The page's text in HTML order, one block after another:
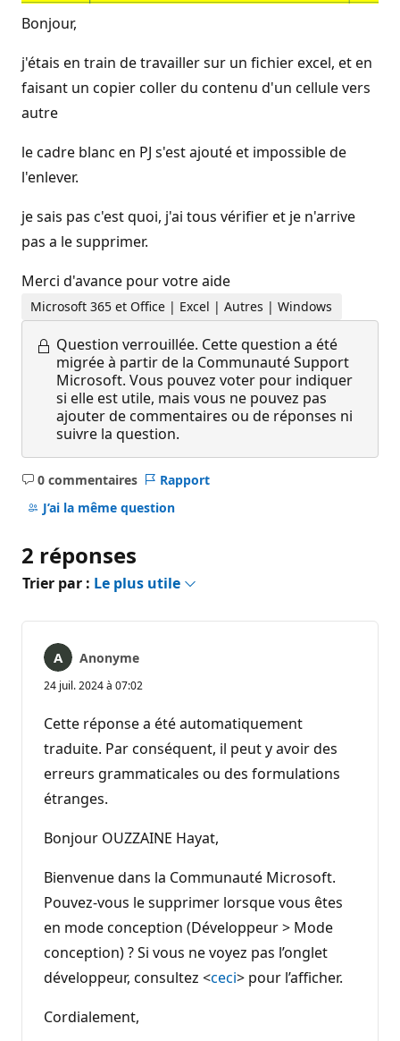
Bonjour,
j'étais en train de travailler sur un fichier excel, et en
faisant un copier coller du contenu d'un cellule vers
autre
le cadre blanc en PJ s'est ajouté et impossible de
l'enlever.
je sais pas c'est quoi, j'ai tous vérifier et je n'arrive
pas a le supprimer.
Merci d'avance pour votre aide
Microsoft 365 et Office | Excel | Autres | Windows
Question verrouillée. Cette question a été
migrée à partir de la Communauté Support
Microsoft. Vous pouvez voter pour indiquer
si elle est utile, mais vous ne pouvez pas
ajouter de commentaires ou de réponses ni
suivre la question.
0 commentaires
Aucun
commentaire
Rapport
J’ai la même question
2 réponses
Trier par : Le plus utile
Anonyme
24 juil. 2024 à 07:02
Cette réponse a été automatiquement
traduite. Par conséquent, il peut y avoir des
erreurs grammaticales ou des formulations
étranges.
Bonjour OUZZAINE Hayat,
Bienvenue dans la Communauté Microsoft.
Pouvez-vous le supprimer lorsque vous êtes
en mode conception (Développeur > Mode
conception) ? Si vous ne voyez pas l’onglet
développeur, consultez <ceci> pour l’afficher.
Cordialement,